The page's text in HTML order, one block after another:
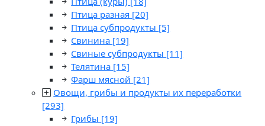
Птица разная [20]
Птица субпродукты [5]
Свинина [19]
Свиные субпродукты [11]
Телятина [15]
Фарш мясной [21]
Овощи, грибы и продукты их переработки
[293]
Грибы [19]